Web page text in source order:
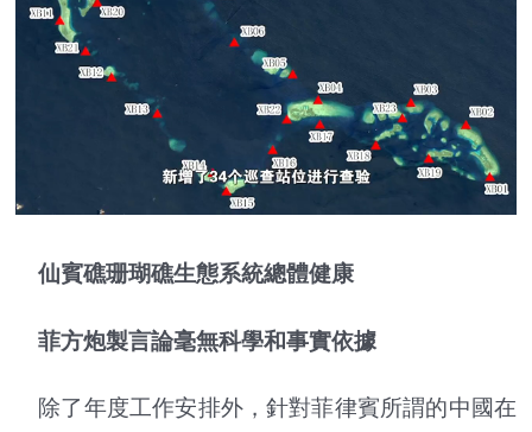
仙賓礁珊瑚礁生態系統總體健康
菲方炮製言論毫無科學和事實依據
除了年度工作安排外，針對菲律賓所謂的中國在